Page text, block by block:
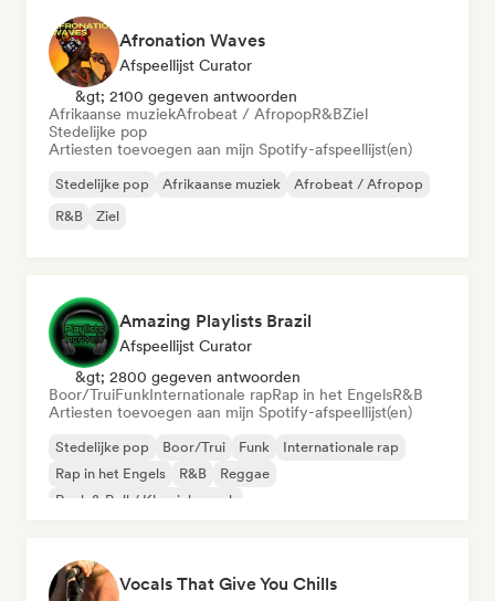
Afronation Waves
Afspeellijst Curator
&gt; 2100 gegeven antwoorden
Afrikaanse muziekAfrobeat / AfropopR&BZiel
Stedelijke pop
Artiesten toevoegen aan mijn Spotify-afspeellijst(en)
Stedelijke pop Afrikaanse muziek
Afrobeat / Afropop
R&B
Ziel
Amazing Playlists Brazil
Afspeellijst Curator
&gt; 2800 gegeven antwoorden
Boor/TruiFunkInternationale rapRap in het EngelsR&B
Artiesten toevoegen aan mijn Spotify-afspeellijst(en)
Stedelijke pop Boor/Trui Funk
Internationale rap
Rap in het Engels
R&B
Reggae
Rock & Roll / Klassieke rock
Vocals That Give You Chills